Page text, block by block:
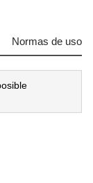
Normas de uso